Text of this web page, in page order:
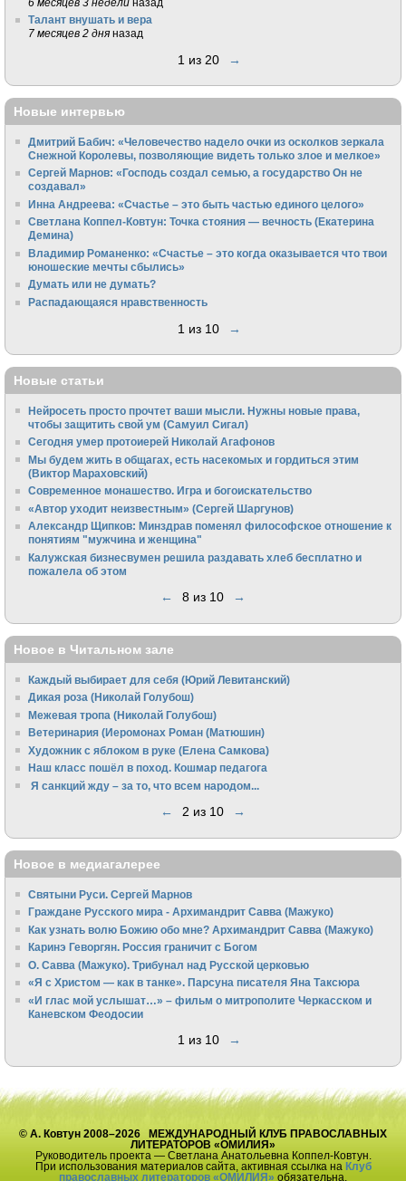
Талант внушать и вера
7 месяцев 2 дня назад
1 из 20 →
Новые интервью
Дмитрий Бабич: «Человечество надело очки из осколков зеркала
Снежной Королевы, позволяющие видеть только злое и мелкое»
Сергей Марнов: «Господь создал семью, а государство Он не
создавал»
Инна Андреева: «Счастье – это быть частью единого целого»
Светлана Коппел-Ковтун: Точка стояния — вечность (Екатерина
Демина)
Владимир Романенко: «Счастье – это когда оказывается что твои
юношеские мечты сбылись»
Думать или не думать?
Распадающаяся нравственность
1 из 10 →
Новые статьи
Нейросеть просто прочтет ваши мысли. Нужны новые права,
чтобы защитить свой ум (Самуил Сигал)
Сегодня умер протоиерей Николай Агафонов
Мы будем жить в общагах, есть насекомых и гордиться этим
(Виктор Мараховский)
Cовременное монашество. Игра и богоискательство
«Автор уходит неизвестным» (Сергей Шаргунов)
Александр Щипков: Минздрав поменял философское отношение к
понятиям "мужчина и женщина"
Калужская бизнесвумен решила раздавать хлеб бесплатно и
пожалела об этом
← 8 из 10 →
Новое в Читальном зале
Каждый выбирает для себя (Юрий Левитанский)
Дикая роза (Николай Голубош)
Межевая тропа (Николай Голубош)
Ветеринария (Иеромонах Роман (Матюшин)
Художник с яблоком в руке (Елена Самкова)
Наш класс пошёл в поход. Кошмар педагога
Я санкций жду – за то, что всем народом...
← 2 из 10 →
Новое в медиагалерее
Святыни Руси. Сергей Марнов
Граждане Русского мира - Архимандрит Савва (Мажуко)
Как узнать волю Божию обо мне? Архимандрит Савва (Мажуко)
Каринэ Геворгян. Россия граничит с Богом
О. Савва (Мажуко). Трибунал над Русской церковью
«Я с Христом — как в танке». Парсуна писателя Яна Таксюра
«И глас мой услышат…» – фильм о митрополите Черкасском и
Каневском Феодосии
1 из 10 →
© А. Ковтун 2008–2026 МЕЖДУНАРОДНЫЙ КЛУБ ПРАВОСЛАВНЫХ
ЛИТЕРАТОРОВ «ОМИЛИЯ»
Руководитель проекта — Светлана Анатольевна Коппел-Ковтун.
При использования материалов сайта, активная ссылка на Клуб
православных литераторов «ОМИЛИЯ» обязательна.